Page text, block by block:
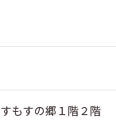
もすの郷１階２階